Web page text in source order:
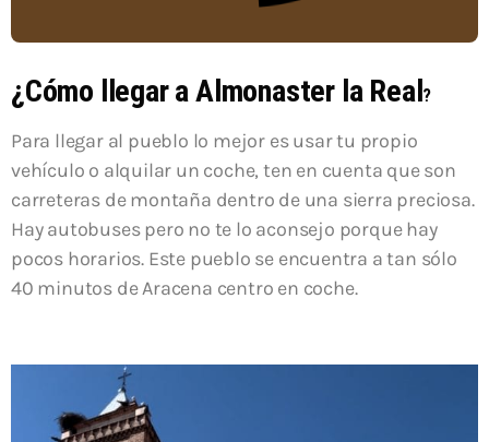
¿Cómo llegar a Almonaster la Real ?
Para llegar al pueblo lo mejor es usar tu propio
vehículo o alquilar un coche, ten en cuenta que son
carreteras de montaña dentro de una sierra preciosa.
Hay autobuses pero no te lo aconsejo porque hay
pocos horarios. Este pueblo se encuentra a tan sólo
40 minutos de Aracena centro en coche.